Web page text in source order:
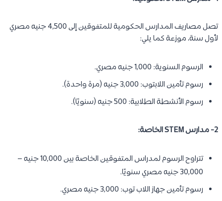
تصل مصاريف المدارس الحكومية للمتفوقين إلى 4,500 جنيه مصري
لأول سنة، موزعة كما يلي:
الرسوم السنوية: 1,000 جنيه مصري.
رسوم تأمين اللابتوب: 3,000 جنيه (مرة واحدة).
رسوم الأنشطة الطلابية: 500 جنيه (سنويًا).
2- مدارس STEM الخاصة:
تتراوح الرسوم لمدراس المتفوقين الخاصة بين 10,000 جنيه –
30,000 جنيه مصري سنويًا.
رسوم تأمين جهاز اللاب توب: 3,000 جنيه مصري.